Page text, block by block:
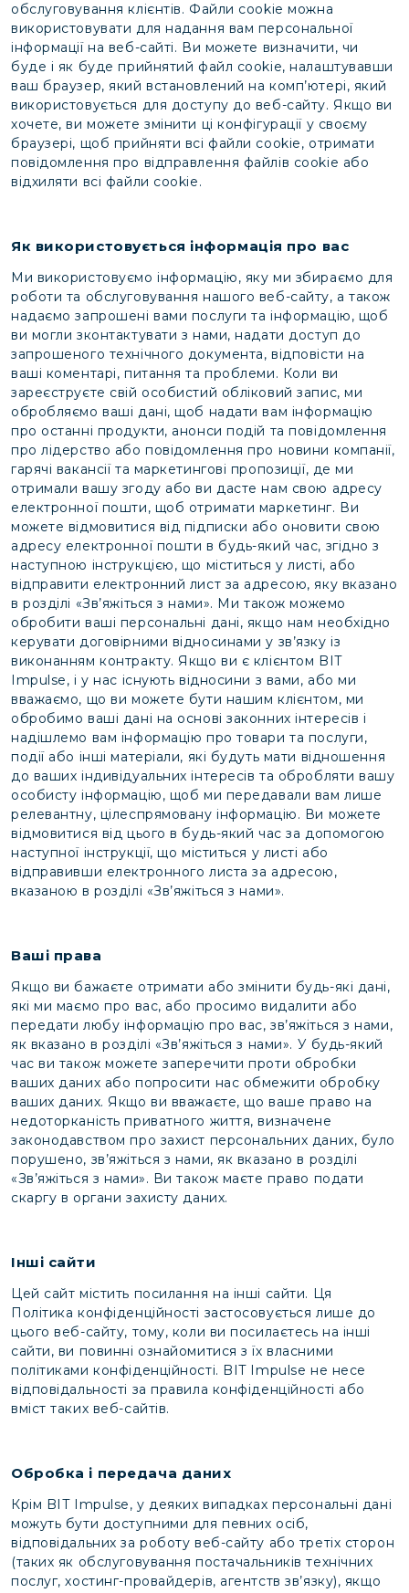
обслуговування клієнтів. Файли cookie можна
використовувати для надання вам персональної
інформації на веб-сайті. Ви можете визначити, чи
буде і як буде прийнятий файл cookie, налаштувавши
ваш браузер, який встановлений на комп’ютері, який
використовується для доступу до веб-сайту. Якщо ви
хочете, ви можете змінити ці конфігурації у своєму
браузері, щоб прийняти всі файли cookie, отримати
повідомлення про відправлення файлів cookie або
відхиляти всі файли cookie.
Як використовується інформація про вас
Ми використовуємо інформацію, яку ми збираємо для
роботи та обслуговування нашого веб-сайту, а також
надаємо запрошені вами послуги та інформацію, щоб
ви могли зконтактувати з нами, надати доступ до
запрошеного технічного документа, відповісти на
ваші коментарі, питання та проблеми. Коли ви
зареєструєте свій особистий обліковий запис, ми
обробляємо ваші дані, щоб надати вам інформацію
про останні продукти, анонси подій та повідомлення
про лідерство або повідомлення про новини компанії,
гарячі вакансії та маркетингові пропозиції, де ми
отримали вашу згоду або ви дасте нам свою адресу
електронної пошти, щоб отримати маркетинг. Ви
можете відмовитися від підписки або оновити свою
адресу електронної пошти в будь-який час, згідно з
наступною інструкцією, що міститься у листі, або
відправити електронний лист за адресою, яку вказано
в розділі «Зв’яжіться з нами». Ми також можемо
обробити ваші персональні дані, якщо нам необхідно
керувати договірними відносинами у зв’язку із
виконанням контракту. Якщо ви є клієнтом BIT
Impulse, і у нас існують відносини з вами, або ми
вважаємо, що ви можете бути нашим клієнтом, ми
обробимо ваші дані на основі законних інтересів і
надішлемо вам інформацію про товари та послуги,
події або інші матеріали, які будуть мати відношення
до ваших індивідуальних інтересів та обробляти вашу
особисту інформацію, щоб ми передавали вам лише
релевантну, цілеспрямовану інформацію. Ви можете
відмовитися від цього в будь-який час за допомогою
наступної інструкції, що міститься у листі або
відправивши електронного листа за адресою,
вказаною в розділі «Зв’яжіться з нами».
Ваші права
Якщо ви бажаєте отримати або змінити будь-які дані,
які ми маємо про вас, або просимо видалити або
передати любу інформацію про вас, зв’яжіться з нами,
як вказано в розділі «Зв’яжіться з нами». У будь-який
час ви також можете заперечити проти обробки
ваших даних або попросити нас обмежити обробку
ваших даних. Якщо ви вважаєте, що ваше право на
недоторканість приватного життя, визначене
законодавством про захист персональних даних, було
порушено, зв’яжіться з нами, як вказано в розділі
«Зв’яжіться з нами». Ви також маєте право подати
скаргу в органи захисту даних.
Інші сайти
Цей сайт містить посилання на інші сайти. Ця
Політика конфіденційності застосовується лише до
цього веб-сайту, тому, коли ви посилаєтесь на інші
сайти, ви повинні ознайомитися з їх власними
політиками конфіденційності. BIT Impulse не несе
відповідальності за правила конфіденційності або
вміст таких веб-сайтів.
Обробка і передача даних
Крім BIT Impulse, у деяких випадках персональні дані
можуть бути доступними для певних осіб,
відповідальних за роботу веб-сайту або третіх сторон
(таких як обслуговування постачальників технічних
послуг, хостинг-провайдерів, агентств зв’язку), якщо